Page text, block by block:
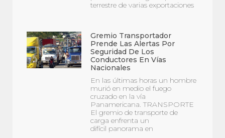
terrestre de varias exportaciones
Gremio Transportador
Prende Las Alertas Por
Seguridad De Los
Conductores En Vías
Nacionales
En las últimas horas un hombre
murió en medio el fuego
cruzado en la vía
Panamericana. TRANSPORTE
El gremio de transporte de
carga enfrenta un
difícil panorama en